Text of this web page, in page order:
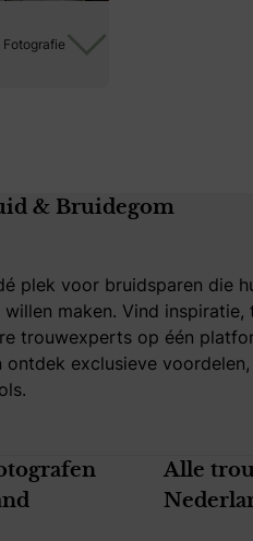
& Bruidegom
plek voor bruidsparen die
maken. Vind inspiratie,
trouwexperts op één
ontdek exclusieve
Alle